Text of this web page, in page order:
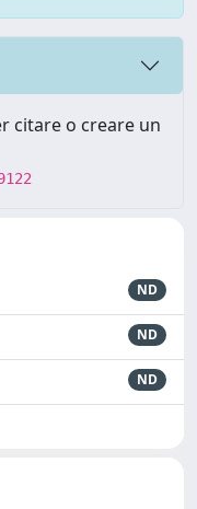
citare o creare un
ND
ND
ND